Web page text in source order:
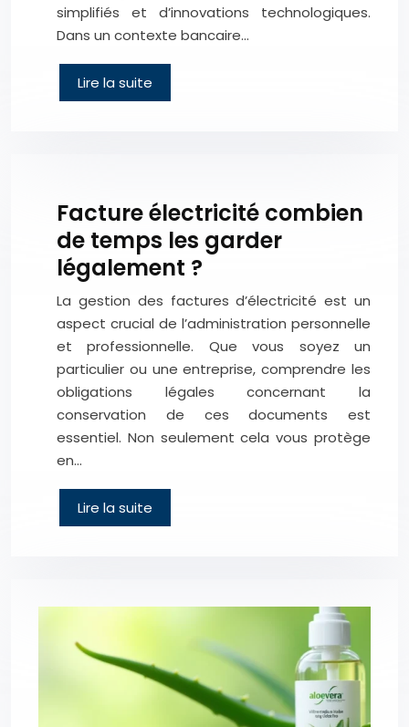
simplifiés et d’innovations technologiques.
Dans un contexte bancaire…
Lire la suite
Facture électricité combien
de temps les garder
légalement ?
La gestion des factures d’électricité est un
aspect crucial de l’administration personnelle
et professionnelle. Que vous soyez un
particulier ou une entreprise, comprendre les
obligations légales concernant la
conservation de ces documents est
essentiel. Non seulement cela vous protège
en…
Lire la suite